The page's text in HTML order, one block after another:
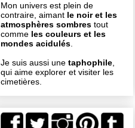
Mon univers est plein de
contraire, aimant le noir et les
atmosphères sombres tout
comme les couleurs et les
mondes acidulés
Je suis aussi une taphophile
qui aime explorer et visiter les
cimetières.